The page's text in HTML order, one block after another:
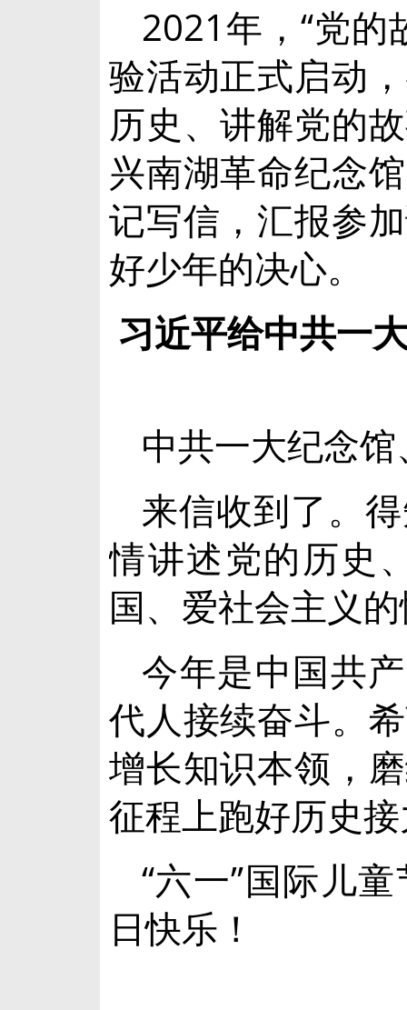
2021年，“党
验活动正式启动
历史、讲解党的
兴南湖革命纪念
记写信，汇报参
好少年的决心。
习近平给中共一
中共一大纪念
来信收到了。
情讲述党的历史
国、爱社会主义
今年是中国共
代人接续奋斗。
增长知识本领，
征程上跑好历史
“六一”国际儿
日快乐！